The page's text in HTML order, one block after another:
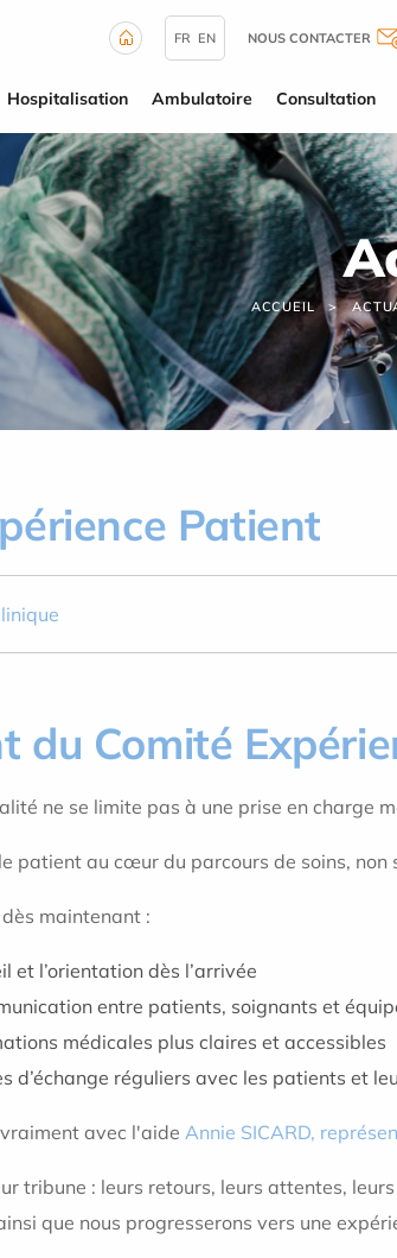
FR EN NOUS CONTACTER
Hospitalisation Ambulatoire Consultation
ACCUEIL
Patient
du Comité
ne se limite pas à une prise en charge
patient au cœur du parcours de soins,
maintenant :
et l’orientation dès l’arrivée
entre patients, soignants et
médicales plus claires et accessibles
d’échange réguliers avec les patients et
avec l'aide Annie SICARD,
tribune : leurs retours, leurs attentes,
que nous progresserons vers une